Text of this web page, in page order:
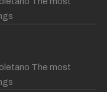
The most